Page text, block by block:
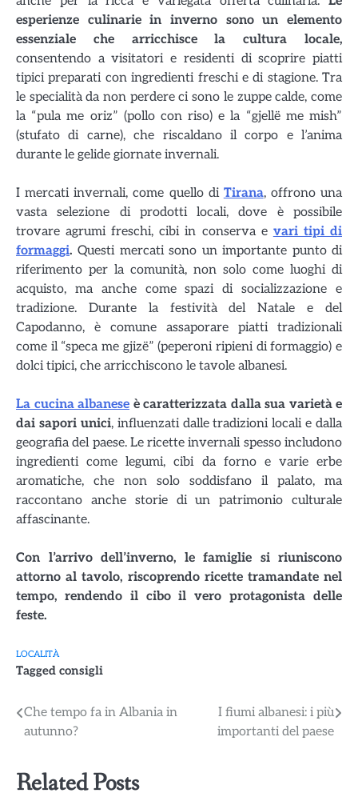
esperienze culinarie in inverno sono un elemento
essenziale che arricchisce la cultura locale,
consentendo a visitatori e residenti di scoprire piatti
tipici preparati con ingredienti freschi e di stagione. Tra
le specialità da non perdere ci sono le zuppe calde, come
la “pula me oriz” (pollo con riso) e la “gjellë me mish”
(stufato di carne), che riscaldano il corpo e l’anima
durante le gelide giornate invernali.
I mercati invernali, come quello di Tirana, offrono una
vasta selezione di prodotti locali, dove è possibile
trovare agrumi freschi, cibi in conserva e vari tipi di
formaggi. Questi mercati sono un importante punto di
riferimento per la comunità, non solo come luoghi di
acquisto, ma anche come spazi di socializzazione e
tradizione. Durante la festività del Natale e del
Capodanno, è comune assaporare piatti tradizionali
come il “speca me gjizë” (peperoni ripieni di formaggio) e
dolci tipici, che arricchiscono le tavole albanesi.
La cucina albanese è caratterizzata dalla sua varietà e
dai sapori unici, influenzati dalle tradizioni locali e dalla
geografia del paese. Le ricette invernali spesso includono
ingredienti come legumi, cibi da forno e varie erbe
aromatiche, che non solo soddisfano il palato, ma
raccontano anche storie di un patrimonio culturale
affascinante.
Con l’arrivo dell’inverno, le famiglie si riuniscono
attorno al tavolo, riscoprendo ricette tramandate nel
tempo, rendendo il cibo il vero protagonista delle
feste.
LOCALITÀ
Tagged consigli
Navigazione
Che tempo fa in Albania in
autunno?
I fiumi albanesi: i più
importanti del paese
Related Posts